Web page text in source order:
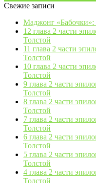
Свежие записи
Маджонг «Бабочки»:
12 глава 2 части
Толстой
11 глава 2 части
Толстой
10 глава 2 части
Толстой
9 глава 2 части
Толстой
8 глава 2 части
Толстой
7 глава 2 части
Толстой
6 глава 2 части
Толстой
5 глава 2 части
Толстой
4 глава 2 части
Толстой